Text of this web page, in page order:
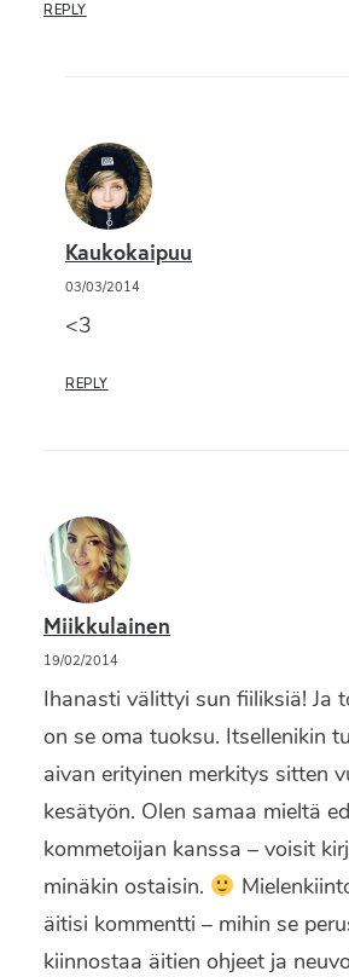
REPLY
Kaukokaipuu
03/03/2014
<3
REPLY
Miikkulainen
19/02/2014
Ihanasti välittyi sun fiiliksiä! Ja
on se oma tuoksu. Itsellenikin
aivan erityinen merkitys sitten
kesätyön. Olen samaa mieltä
kommetoijan kanssa – voisit
minäkin ostaisin.
äitisi kommentti – mihin se
kiinnostaa äitien ohjeet ja